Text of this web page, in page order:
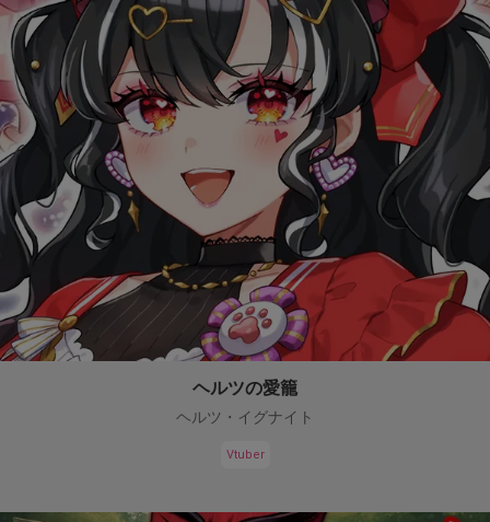
ヘルツの愛籠
ヘルツ・イグナイト
Vtuber